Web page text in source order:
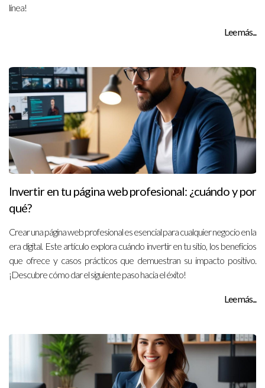
línea!
Lee más...
Invertir en tu página web profesional: ¿cuándo y por
qué?
Crear una página web profesional es esencial para cualquier negocio en la
era digital. Este artículo explora cuándo invertir en tu sitio, los beneficios
que ofrece y casos prácticos que demuestran su impacto positivo.
¡Descubre cómo dar el siguiente paso hacia el éxito!
Lee más...